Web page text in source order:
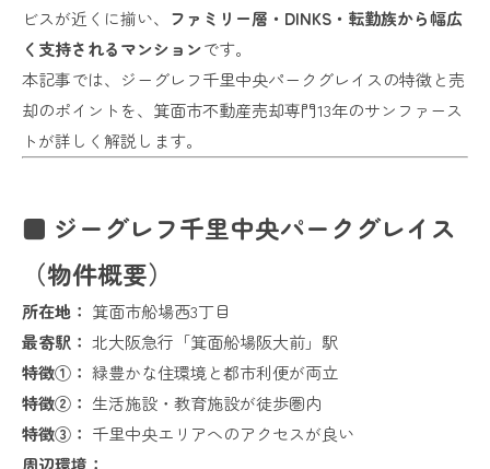
ビスが近くに揃い、 ファミリー層・DINKS・転勤族から幅広
く支持されるマンションです。
本記事では、ジーグレフ千里中央パークグレイスの特徴と売
却のポイントを、箕面市不動産売却専門13年のサンファース
トが詳しく解説します。
■ ジーグレフ千里中央パークグレイス
（物件概要）
所在地： 箕面市船場西3丁目
最寄駅： 北大阪急行「箕面船場阪大前」駅
特徴①： 緑豊かな住環境と都市利便が両立
特徴②： 生活施設・教育施設が徒歩圏内
特徴③： 千里中央エリアへのアクセスが良い
周辺環境：